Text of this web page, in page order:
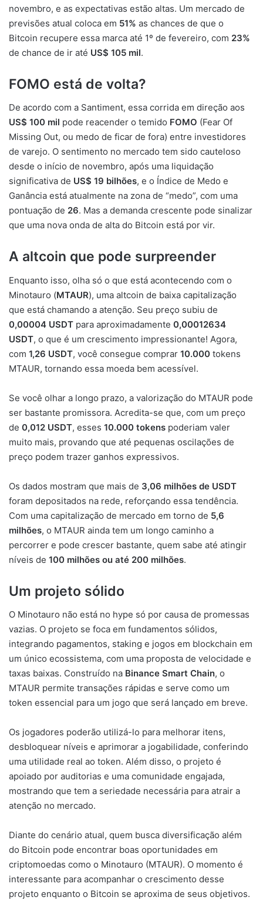
novembro, e as expectativas estão altas. Um mercado de
previsões atual coloca em 51% as chances de que o
Bitcoin recupere essa marca até 1º de fevereiro, com 23%
de chance de ir até US$ 105 mil.
FOMO está de volta?
De acordo com a Santiment, essa corrida em direção aos
US$ 100 mil pode reacender o temido FOMO (Fear Of
Missing Out, ou medo de ficar de fora) entre investidores
de varejo. O sentimento no mercado tem sido cauteloso
desde o início de novembro, após uma liquidação
significativa de US$ 19 bilhões, e o Índice de Medo e
Ganância está atualmente na zona de “medo”, com uma
pontuação de 26. Mas a demanda crescente pode sinalizar
que uma nova onda de alta do Bitcoin está por vir.
A altcoin que pode surpreender
Enquanto isso, olha só o que está acontecendo com o
Minotauro (MTAUR), uma altcoin de baixa capitalização
que está chamando a atenção. Seu preço subiu de
0,00004 USDT para aproximadamente 0,00012634
USDT, o que é um crescimento impressionante! Agora,
com 1,26 USDT, você consegue comprar 10.000 tokens
MTAUR, tornando essa moeda bem acessível.
Se você olhar a longo prazo, a valorização do MTAUR pode
ser bastante promissora. Acredita-se que, com um preço
de 0,012 USDT, esses 10.000 tokens poderiam valer
muito mais, provando que até pequenas oscilações de
preço podem trazer ganhos expressivos.
Os dados mostram que mais de 3,06 milhões de USDT
foram depositados na rede, reforçando essa tendência.
Com uma capitalização de mercado em torno de 5,6
milhões, o MTAUR ainda tem um longo caminho a
percorrer e pode crescer bastante, quem sabe até atingir
níveis de 100 milhões ou até 200 milhões.
Um projeto sólido
O Minotauro não está no hype só por causa de promessas
vazias. O projeto se foca em fundamentos sólidos,
integrando pagamentos, staking e jogos em blockchain em
um único ecossistema, com uma proposta de velocidade e
taxas baixas. Construído na Binance Smart Chain, o
MTAUR permite transações rápidas e serve como um
token essencial para um jogo que será lançado em breve.
Os jogadores poderão utilizá-lo para melhorar itens,
desbloquear níveis e aprimorar a jogabilidade, conferindo
uma utilidade real ao token. Além disso, o projeto é
apoiado por auditorias e uma comunidade engajada,
mostrando que tem a seriedade necessária para atrair a
atenção no mercado.
Diante do cenário atual, quem busca diversificação além
do Bitcoin pode encontrar boas oportunidades em
criptomoedas como o Minotauro (MTAUR). O momento é
interessante para acompanhar o crescimento desse
projeto enquanto o Bitcoin se aproxima de seus objetivos.